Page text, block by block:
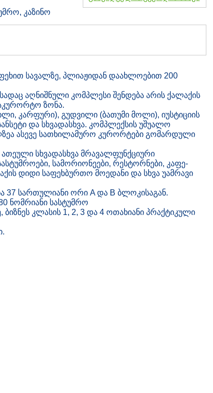
კაზინო
სავალზე, პლიაჟიდან დაახლოებით 200
აღნიშნული კომპლესი შენდება არის ქალაქის
ზონა.
კარფური), გუდვილი (ბათუმი მოლი), იუსტიციის
და სხვადასხვა. კომპლექსის უშუალო
ასევე სათხილამურო კურორტები გომარდული
სხვადასხვა მრავალფუნქციური
სამორიონეები, რესტორნები, კაფე-
დიდი საფეხბურთო მოედანი და სხვა უამრავი
37 სართულიანი ორი A და B ბლოკისაგან.
ნომრიანი სასტუმრო
კლასის 1, 2, 3 და 4 ოთახიანი პრაქტიკული